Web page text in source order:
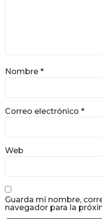
Nombre *
Correo electrónico *
Web
Guarda mi nombre,
navegador para la